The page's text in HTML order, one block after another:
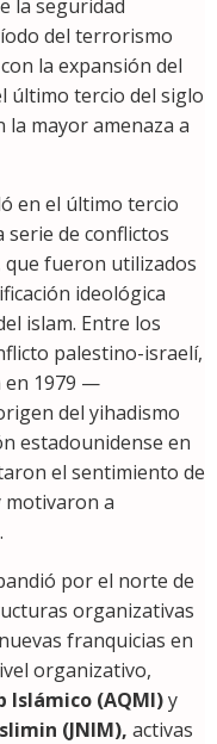
la seguridad
del terrorismo
la expansión del
último tercio del siglo
la mayor amenaza a
en el último tercio
serie de conflictos
que fueron utilizados
ideológica
islam. Entre los
palestino-israelí,
en 1979 —
del yihadismo
estadounidense en
el sentimiento de
motivaron a
por el norte de
organizativas
franquicias en
organizativo,
Islámico (AQMI)y
(JNIM), activas